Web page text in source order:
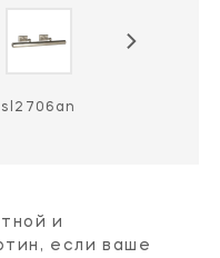
sl2706an
и
если ваше